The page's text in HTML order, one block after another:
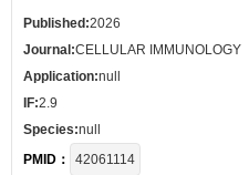
Published:2026
Journal:CELLULAR IMMUNOLOGY
Application:null
IF:2.9
Species:null
PMID：
42061114